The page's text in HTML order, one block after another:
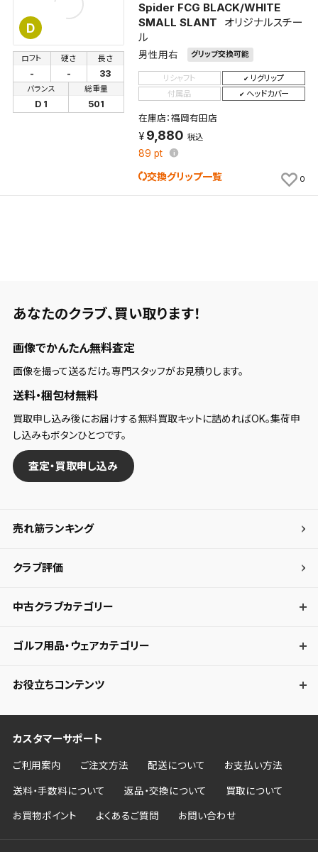
D
Spider FCG BLACK/WHITE
SMALL SLANT
オリジナルスチー
ル
男性用右 グリップ交換可能
ロフト
-
硬さ
-
長さ
33
バランス
D 1
総重量
501
リシャフト
リグリップ
付属品
ヘッドカバー
在庫店：福岡有田店
9,880 税込
89 pt
交換グリップ一覧 0
あなたのクラブ、 買い取ります！
画像でかんたん無料査定
画像を撮って送るだけ。専門スタッフがお見積りします。
送料・梱包材無料
買取申し込み後にお届けする無料買取キットに詰めればOK。集荷申
し込みもボタンひとつです。
査定・買取申し込み
売れ筋ランキング
クラブ評価
中古クラブカテゴリー
ゴルフ用品・ウェアカテゴリー
お役立ちコンテンツ
カスタマーサポート
ご利用案内 ご注文方法 配送について お支払い方法
送料・手数料について 返品・交換について 買取について
お買物ポイント よくあるご質問 お問い合わせ